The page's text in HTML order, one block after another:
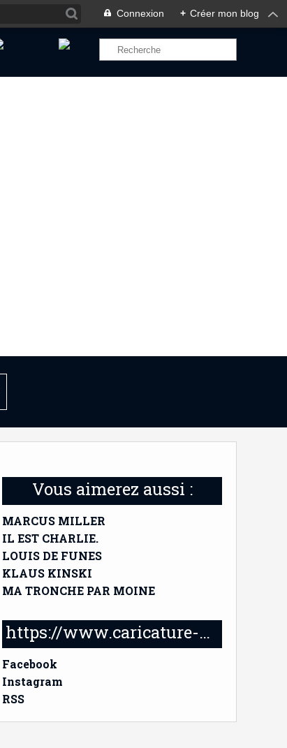
Connexion + Créer mon blog
Vous aimerez aussi :
MARCUS MILLER
IL EST CHARLIE.
LOUIS DE FUNES
KLAUS KINSKI
MA TRONCHE PAR MOINE
https://www.caricature-delabruyere.com/
Facebook
Instagram
RSS